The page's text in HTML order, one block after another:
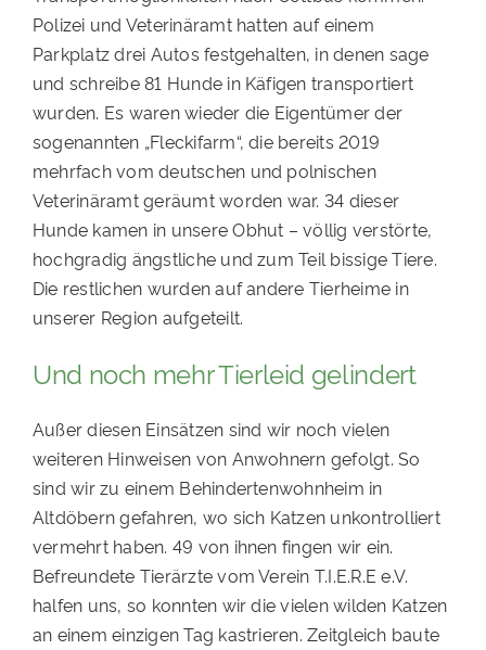
Polizei und Veterinäramt hatten auf einem
Parkplatz drei Autos festgehalten, in denen sage
und schreibe 81 Hunde in Käfigen transportiert
wurden. Es waren wieder die Eigentümer der
sogenannten „Fleckifarm“, die bereits 2019
mehrfach vom deutschen und polnischen
Veterinäramt geräumt worden war. 34 dieser
Hunde kamen in unsere Obhut – völlig verstörte,
hochgradig ängstliche und zum Teil bissige Tiere.
Die restlichen wurden auf andere Tierheime in
unserer Region aufgeteilt.
Und noch mehr Tierleid gelindert
Außer diesen Einsätzen sind wir noch vielen
weiteren Hinweisen von Anwohnern gefolgt. So
sind wir zu einem Behindertenwohnheim in
Altdöbern gefahren, wo sich Katzen unkontrolliert
vermehrt haben. 49 von ihnen fingen wir ein.
Befreundete Tierärzte vom Verein T.I.E.R.E e.V.
halfen uns, so konnten wir die vielen wilden Katzen
an einem einzigen Tag kastrieren. Zeitgleich baute